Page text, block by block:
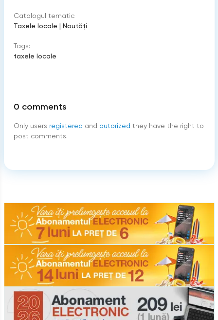
Catalogul tematic
Taxele locale | Noutăți
Tags:
taxele locale
0 comments
Only users registered and autorized they have the right to
post comments.